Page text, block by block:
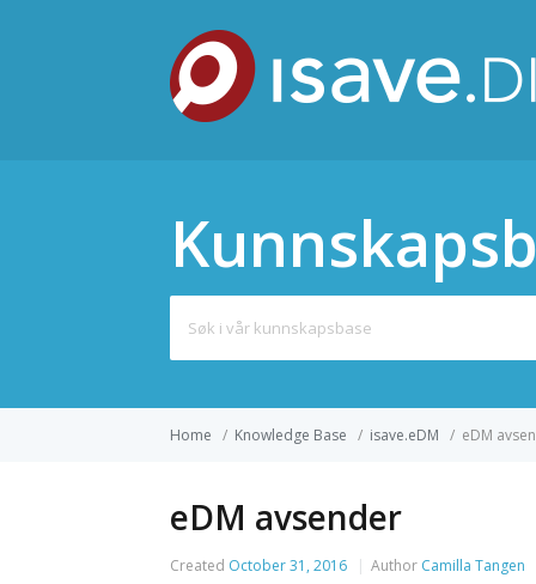
for:
Home / Knowledge Base / isave.eDM / eDM
eDM avsender
Created October 31, 2016 Author Camilla Tangen